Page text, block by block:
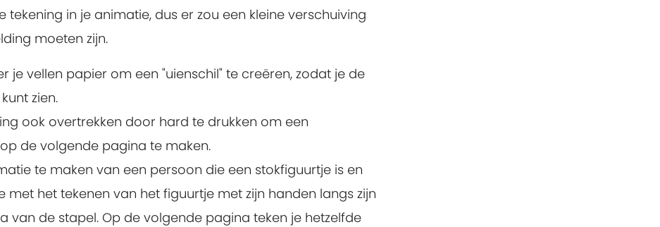
in je animatie, dus er zou een kleine verschuiving
moeten zijn.
je vellen papier om een "uienschil" te creëren, zodat je de
zien.
ook overtrekken door hard te drukken om een
de volgende pagina te maken.
te maken van een persoon die een stokfiguurtje is en
met het tekenen van het figuurtje met zijn handen langs zijn
van de stapel. Op de volgende pagina teken je hetzelfde